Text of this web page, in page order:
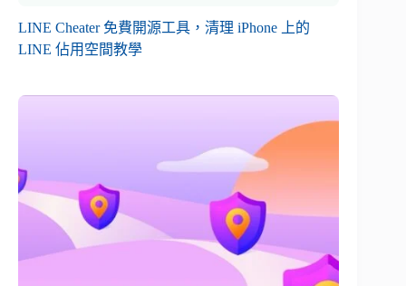
LINE Cheater 免費開源工具，清理 iPhone 上的
LINE 佔用空間教學